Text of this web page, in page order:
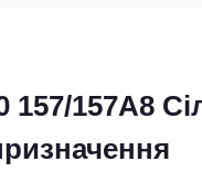
157/157A8